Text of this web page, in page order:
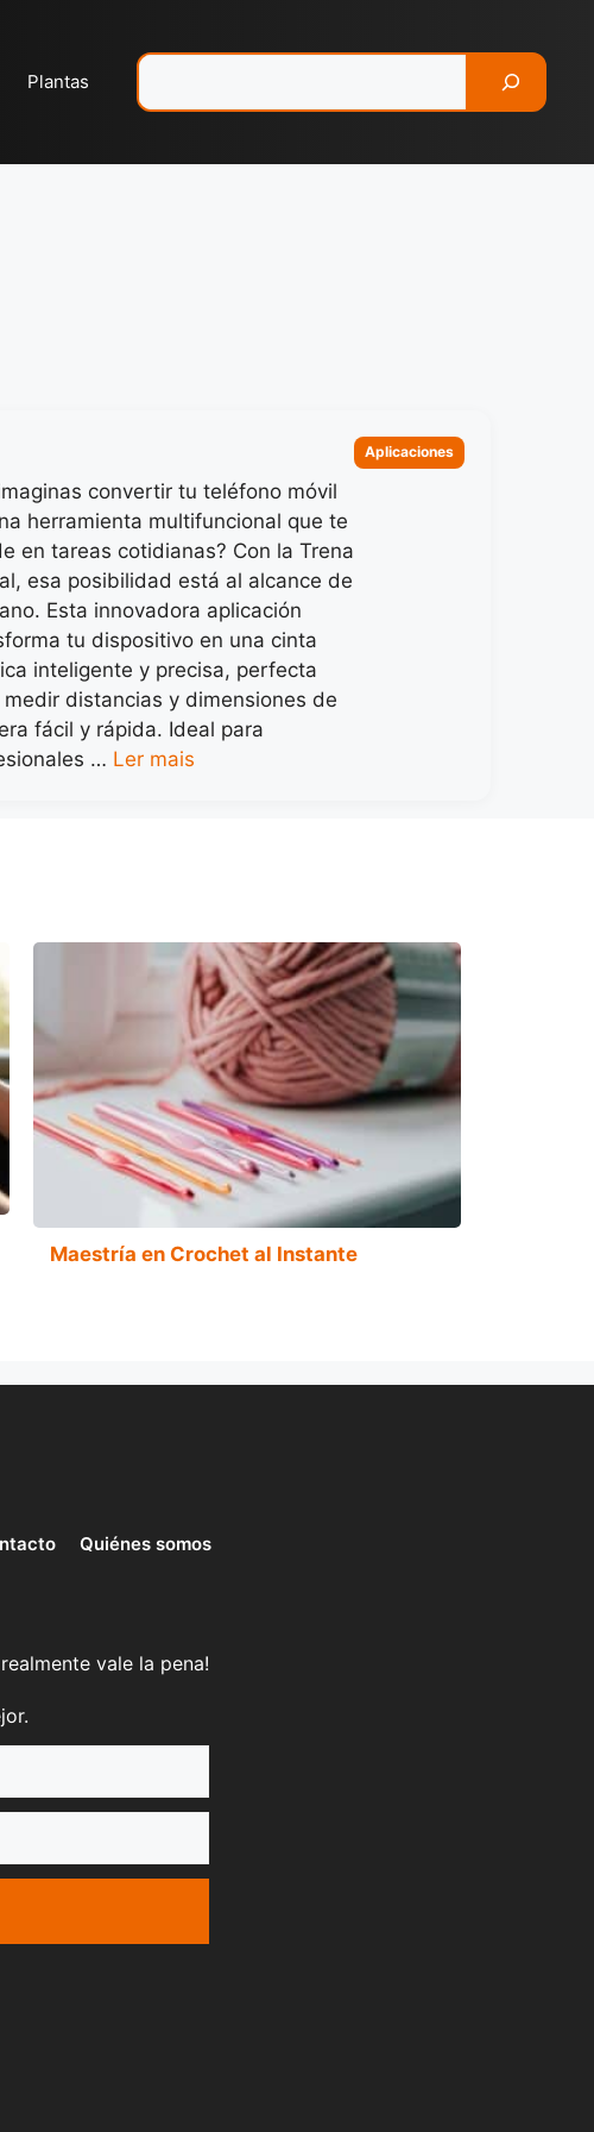
Plantas
convertir tu teléfono móvil
herramienta multifuncional que te
en tareas cotidianas? Con la Trena
esa posibilidad está al alcance de
Esta innovadora aplicación
tu dispositivo en una cinta
inteligente y precisa, perfecta
medir distancias y dimensiones de
fácil y rápida. Ideal para
… Ler mais
Categorias
Aplicaciones
Maestría en Crochet al Instante
Quiénes somos
vale la pena!